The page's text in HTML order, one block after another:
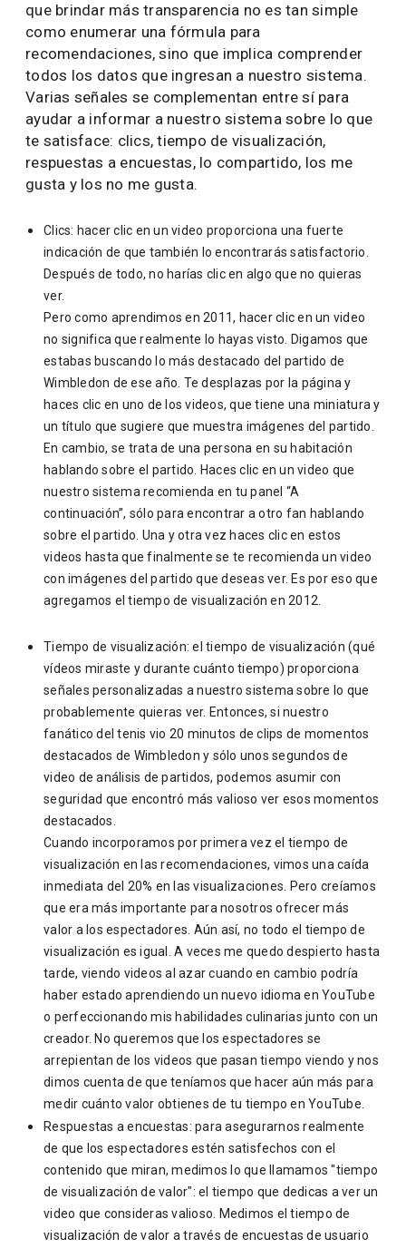
que brindar más transparencia no es tan simple
como enumerar una fórmula para
recomendaciones, sino que implica comprender
todos los datos que ingresan a nuestro sistema.
Varias señales se complementan entre sí para
ayudar a informar a nuestro sistema sobre lo que
te satisface: clics, tiempo de visualización,
respuestas a encuestas, lo compartido, los me
gusta y los no me gusta.
Clics: hacer clic en un video proporciona una fuerte
indicación de que también lo encontrarás satisfactorio.
Después de todo, no harías clic en algo que no quieras
ver.
Pero como aprendimos en 2011, hacer clic en un video
no significa que realmente lo hayas visto. Digamos que
estabas buscando lo más destacado del partido de
Wimbledon de ese año. Te desplazas por la página y
haces clic en uno de los videos, que tiene una miniatura y
un título que sugiere que muestra imágenes del partido.
En cambio, se trata de una persona en su habitación
hablando sobre el partido. Haces clic en un video que
nuestro sistema recomienda en tu panel “A
continuación”, sólo para encontrar a otro fan hablando
sobre el partido. Una y otra vez haces clic en estos
videos hasta que finalmente se te recomienda un video
con imágenes del partido que deseas ver. Es por eso que
agregamos el tiempo de visualización en 2012.
Tiempo de visualización: el tiempo de visualización (qué
vídeos miraste y durante cuánto tiempo) proporciona
señales personalizadas a nuestro sistema sobre lo que
probablemente quieras ver. Entonces, si nuestro
fanático del tenis vio 20 minutos de clips de momentos
destacados de Wimbledon y sólo unos segundos de
video de análisis de partidos, podemos asumir con
seguridad que encontró más valioso ver esos momentos
destacados.
Cuando incorporamos por primera vez el tiempo de
visualización en las recomendaciones, vimos una caída
inmediata del 20% en las visualizaciones. Pero creíamos
que era más importante para nosotros ofrecer más
valor a los espectadores. Aún así, no todo el tiempo de
visualización es igual. A veces me quedo despierto hasta
tarde, viendo videos al azar cuando en cambio podría
haber estado aprendiendo un nuevo idioma en YouTube
o perfeccionando mis habilidades culinarias junto con un
creador. No queremos que los espectadores se
arrepientan de los videos que pasan tiempo viendo y nos
dimos cuenta de que teníamos que hacer aún más para
medir cuánto valor obtienes de tu tiempo en YouTube.
Respuestas a encuestas: para asegurarnos realmente
de que los espectadores estén satisfechos con el
contenido que miran, medimos lo que llamamos "tiempo
de visualización de valor": el tiempo que dedicas a ver un
video que consideras valioso. Medimos el tiempo de
visualización de valor a través de encuestas de usuario